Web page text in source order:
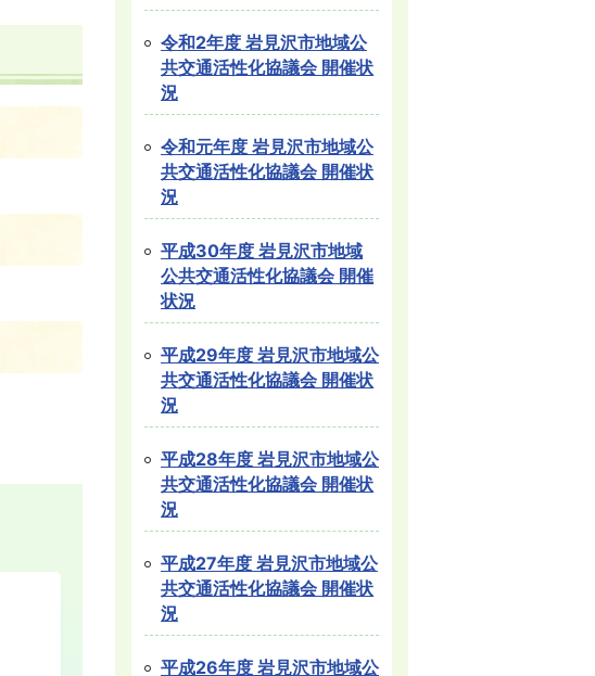
令和2年度 岩見沢市地域公
共交通活性化協議会 開催状
況
令和元年度 岩見沢市地域公
共交通活性化協議会 開催状
況
平成30年度 岩見沢市地域
公共交通活性化協議会 開催
状況
平成29年度 岩見沢市地域公
共交通活性化協議会 開催状
況
平成28年度 岩見沢市地域公
共交通活性化協議会 開催状
況
平成27年度 岩見沢市地域公
共交通活性化協議会 開催状
況
平成26年度 岩見沢市地域公